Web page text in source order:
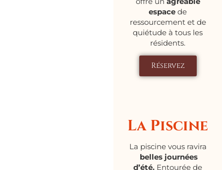
espace de
ressourcement et de
quiétude à tous les
résidents.
Réservez
La Piscine
La piscine vous ravira
belles journées
d’été. Entourée de